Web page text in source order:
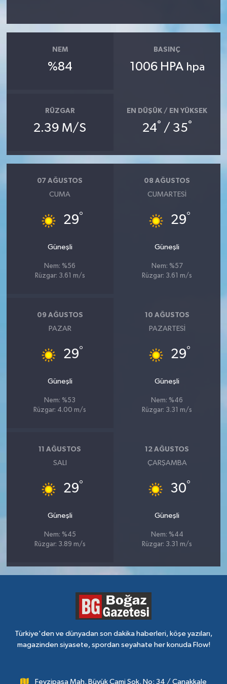
NEM
%84
BASINÇ
1006 HPA hpa
RÜZGAR
2.39 M/S
EN DÜŞÜK / EN YÜKSEK
24° / 35°
07 AĞUSTOS
CUMA
29°
Güneşli
Nem: %56
Rüzgar: 3.61 m/s
08 AĞUSTOS
CUMARTESI
29°
Güneşli
Nem: %57
Rüzgar: 3.61 m/s
09 AĞUSTOS
PAZAR
29°
Güneşli
Nem: %53
Rüzgar: 4.00 m/s
10 AĞUSTOS
PAZARTESI
29°
Güneşli
Nem: %46
Rüzgar: 3.31 m/s
11 AĞUSTOS
SALI
29°
Güneşli
Nem: %45
Rüzgar: 3.89 m/s
12 AĞUSTOS
ÇARŞAMBA
30°
Güneşli
Nem: %44
Rüzgar: 3.31 m/s
Türkiye'den ve dünyadan son dakika haberleri, köşe yazıları,
magazinden siyasete, spordan seyahate her konuda Flow!
Fevzipaşa Mah. Büyük Cami Sok. No: 34 / Çanakkale